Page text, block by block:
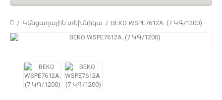
Կենցաղային տեխնիկա BEKO WSPE7612A. (7 ԿԳ/1200)